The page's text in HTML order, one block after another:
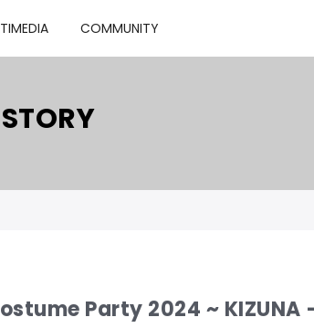
COMMUNITY
Party 2024 ~